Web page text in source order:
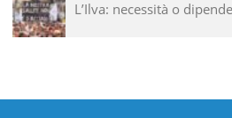
L’Ilva: necessità o